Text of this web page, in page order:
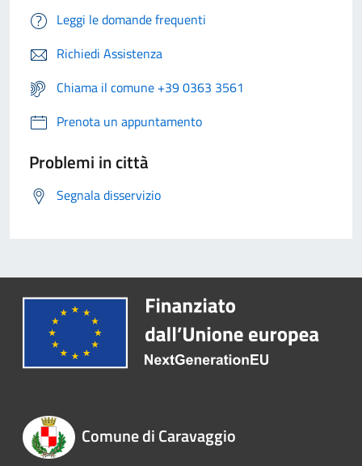
Leggi le domande frequenti
Richiedi Assistenza
Chiama il comune +39 0363 3561
Prenota un appuntamento
Problemi in città
Segnala disservizio
Comune di Caravaggio